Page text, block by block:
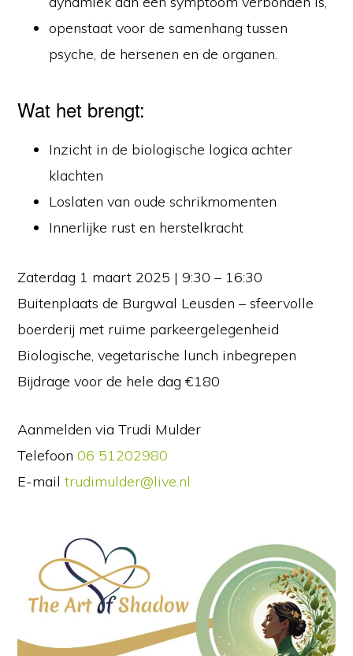
openstaat voor de samenhang tussen
psyche, de hersenen en de organen.
Wat het brengt:
Inzicht in de biologische logica achter
klachten
Loslaten van oude schrikmomenten
Innerlijke rust en herstelkracht
Zaterdag 1 maart 2025 | 9:30 – 16:30
Buitenplaats de Burgwal Leusden – sfeervolle
boerderij met ruime parkeergelegenheid
Biologische, vegetarische lunch inbegrepen
Bijdrage voor de hele dag €180
Aanmelden via Trudi Mulder
Telefoon06 51202980
E-mailtrudimulder@live.nl